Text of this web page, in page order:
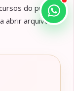
do próprio
abrir arquivos